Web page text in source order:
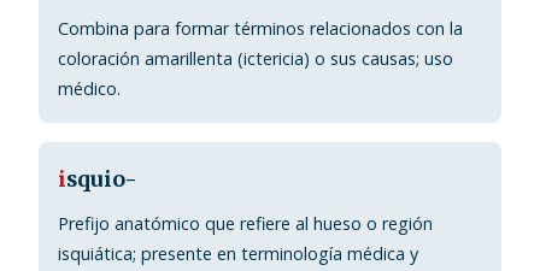
Combina para formar términos relacionados con la
coloración amarillenta (ictericia) o sus causas; uso
médico.
isquio-
Prefijo anatómico que refiere al hueso o región
isquiática; presente en terminología médica y